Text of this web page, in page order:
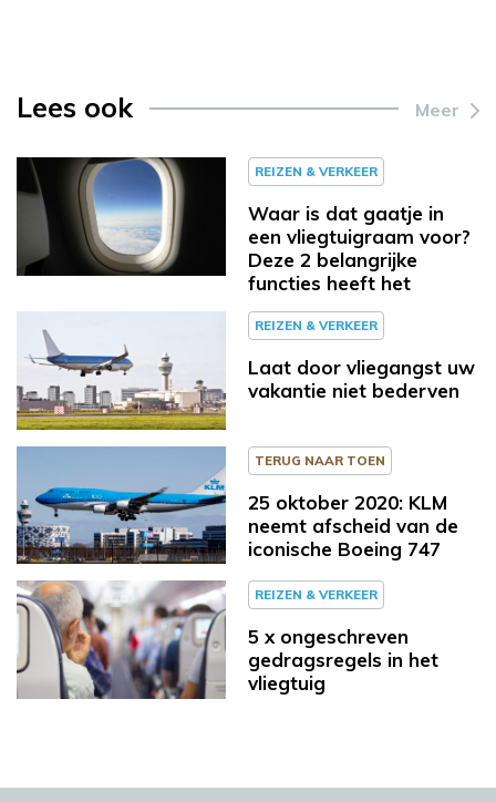
Lees ook Meer
REIZEN & VERKEER
Waar is dat gaatje in
een vliegtuigraam voor?
Deze 2 belangrijke
functies heeft het
REIZEN & VERKEER
Laat door vliegangst uw
vakantie niet bederven
TERUG NAAR TOEN
25 oktober 2020: KLM
neemt afscheid van de
iconische Boeing 747
REIZEN & VERKEER
5 x ongeschreven
gedragsregels in het
vliegtuig